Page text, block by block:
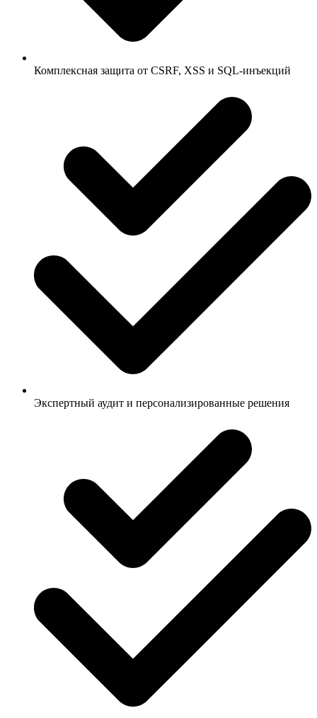
Комплексная защита от CSRF, XSS и SQL-инъекций
Экспертный аудит и персонализированные решения